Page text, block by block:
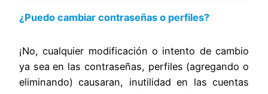
¿Puedo cambiar contraseñas o perfiles?
¡No, cualquier modificación o intento de cambio
ya sea en las contraseñas, perfiles (agregando o
eliminando) causaran, inutilidad en las cuentas